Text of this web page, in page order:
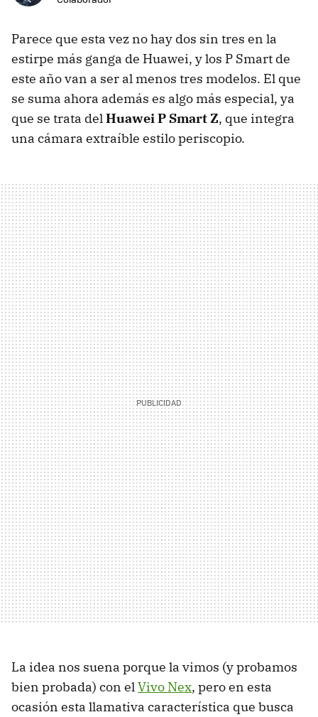
Parece que esta vez no hay dos sin tres en la
estirpe más ganga de Huawei, y los P Smart de
este año van a ser al menos tres modelos. El que
se suma ahora además es algo más especial, ya
que se trata delHuawei P Smart Z, que integra
una cámara extraíble estilo periscopio.
La idea nos suena porque la vimos (y probamos
bien probada) con elVivo Nex, pero en esta
ocasión esta llamativa característica que busca